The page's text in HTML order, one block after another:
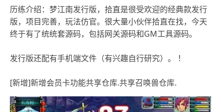
历练介绍：梦江南发行版，拾直是很受欢迎的经典款发行
版，项目完善，玩法仿官。很大量小伙伴拾直在找，今天
终于有了统统套源码，包括网关源码和GM工具源码。
发行版还配有手机端文件（有兴趣自行研究）。 ！
[新增]新增会员卡功能共享仓库.共享召唤兽仓库.